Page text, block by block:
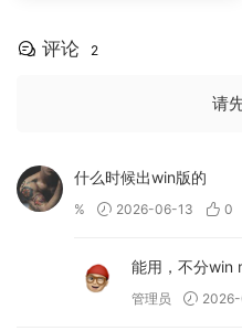
评论 2
请
什么时候出win版的
% 2026-06-13 0
能用，不分win
管理员